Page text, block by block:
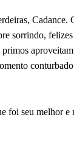
Cadance.
sorrindo, felizes
foi seu melhor e